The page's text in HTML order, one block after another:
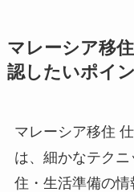
マレーシア移
認したいポイ
マレーシア移住
は、細かなテク
住・生活準備の